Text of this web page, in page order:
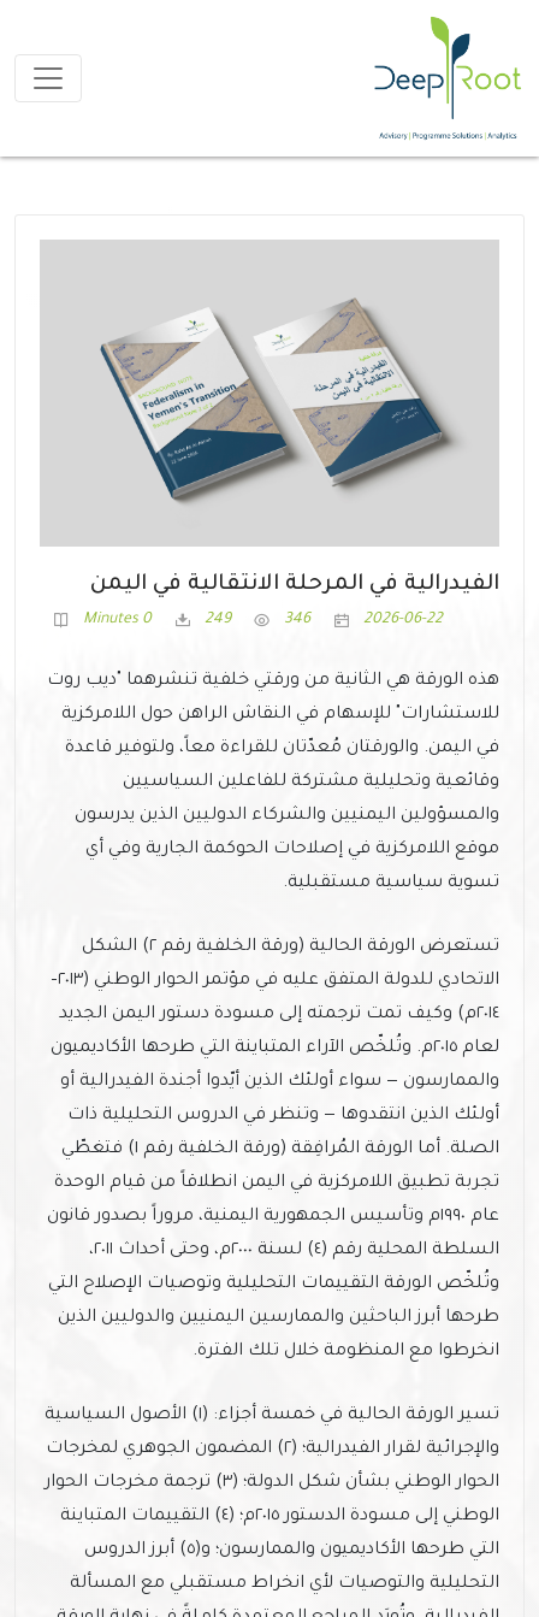
الفيدرالية في المرحلة الانتقالية في اليمن
2026-06-22
346
249
0 Minutes
هذه الورقة هي الثانية من ورقتي خلفية تنشرهما "ديب روت
للاستشارات" للإسهام في النقاش الراهن حول اللامركزية
في اليمن. والورقتان مُعدّتان للقراءة معاً، ولتوفير قاعدة
وقائعية وتحليلية مشتركة للفاعلين السياسيين
والمسؤولين اليمنيين والشركاء الدوليين الذين يدرسون
موقع اللامركزية في إصلاحات الحوكمة الجارية وفي أي
تسوية سياسية مستقبلية.
تستعرض الورقة الحالية (ورقة الخلفية رقم ٢) الشكل
الاتحادي للدولة المتفق عليه في مؤتمر الحوار الوطني (٢٠١٣–
٢٠١٤م) وكيف تمت ترجمته إلى مسودة دستور اليمن الجديد
لعام ٢٠١٥م. وتُلخّص الآراء المتباينة التي طرحها الأكاديميون
والممارسون — سواء أولئك الذين أيّدوا أجندة الفيدرالية أو
أولئك الذين انتقدوها — وتنظر في الدروس التحليلية ذات
الصلة. أما الورقة المُرافِقة (ورقة الخلفية رقم ١) فتغطّي
تجربة تطبيق اللامركزية في اليمن انطلاقاً من قيام الوحدة
عام ١٩٩٠م وتأسيس الجمهورية اليمنية، مروراً بصدور قانون
السلطة المحلية رقم (٤) لسنة ٢٠٠٠م، وحتى أحداث ٢٠١١،
وتُلخّص الورقة التقييمات التحليلية وتوصيات الإصلاح التي
طرحها أبرز الباحثين والممارسين اليمنيين والدوليين الذين
انخرطوا مع المنظومة خلال تلك الفترة.
تسير الورقة الحالية في خمسة أجزاء: (١) الأصول السياسية
والإجرائية لقرار الفيدرالية؛ (٢) المضمون الجوهري لمخرجات
الحوار الوطني بشأن شكل الدولة؛ (٣) ترجمة مخرجات الحوار
الوطني إلى مسودة الدستور ٢٠١٥م؛ (٤) التقييمات المتباينة
التي طرحها الأكاديميون والممارسون؛ و(٥) أبرز الدروس
التحليلية والتوصيات لأي انخراط مستقبلي مع المسألة